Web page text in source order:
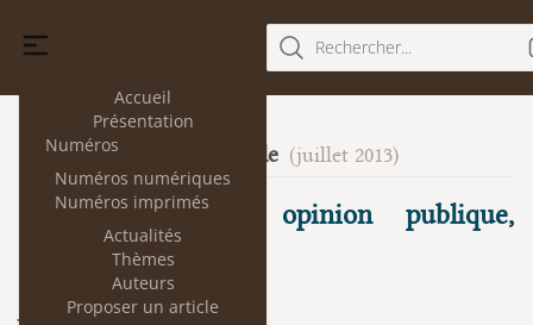
Accueil
Présentation
Numéros
Numéros numériques
Numéros imprimés
Actualités
Thèmes
Auteurs
Proposer un article
Rechercher...
10 La volonté générale (juillet 2013)
Volonté générale, opinion publique,
représentation
Jean-Marie Denquin